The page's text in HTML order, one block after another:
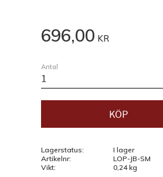
696,00 KR
Antal
KÖP
Lagerstatus
I lager
Artikelnr
LOP-JB-SM
Vikt
0,24 kg